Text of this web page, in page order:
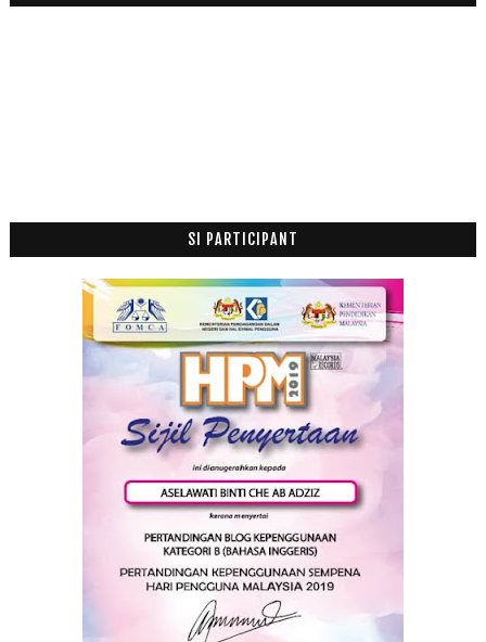
Sakit Hati Bila Anak Buat Sepah
Pak cik Henset sudah dapat duit dia semula
Bila Kucing Tersepit
Burger Port Lepak
Peraduan Jemputan Malam Gala Langit Cinta
Tips Buang Lemak Turun Temurun
Adakah Anak Kita Sebegini?
Manage Your Laudry
Filem Yahudi dan Al Quran
Kes Tipu Pakcik Beli Handset
Dah Rasa Daging Bakar Chenta Mama
Terpaksa Tolak Rezeki
Bil Makan Tengahari 19 Orang, RM1,131
Jalan-jalan Cari Makan Nasi Daging Bakar Femes di ...
Ikan Tongkol Gulai Kuning
SI PARTICIPANT